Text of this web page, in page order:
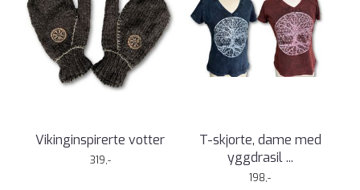
Vikinginspirerte votter
319,-
T-skjorte, dame med
yggdrasil ...
198,-